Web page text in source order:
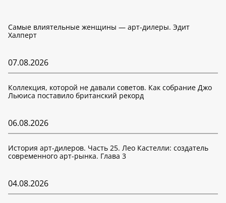
Самые влиятельные женщины — арт-дилеры. Эдит
Халперт
07.08.2026
Коллекция, которой не давали советов. Как собрание Джо
Льюиса поставило британский рекорд
06.08.2026
История арт-дилеров. Часть 25. Лео Кастелли: создатель
современного арт-рынка. Глава 3
04.08.2026